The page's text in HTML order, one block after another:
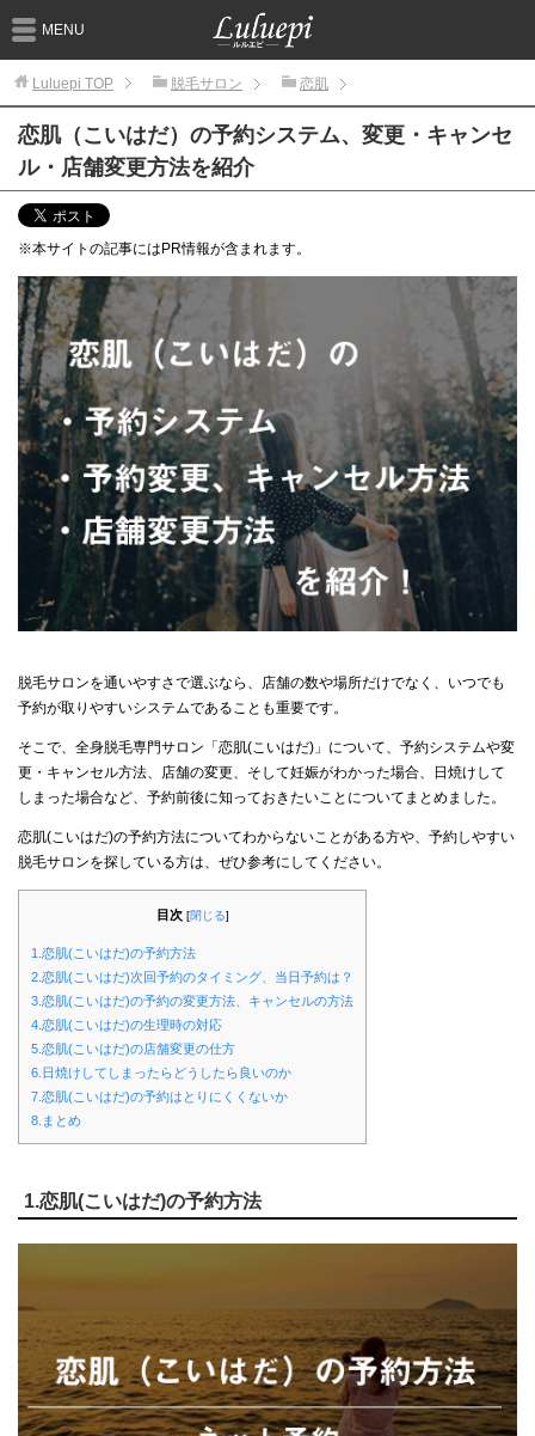
MENU
Luluepi TOP 脱毛サロン 恋肌
恋肌（こいはだ）の予約システム、変更・キャンセ
ル・店舗変更方法を紹介
※本サイトの記事にはPR情報が含まれます。
脱毛サロンを通いやすさで選ぶなら、店舗の数や場所だけでなく、いつでも
予約が取りやすいシステムであることも重要です。
そこで、全身脱毛専門サロン「恋肌(こいはだ)」について、予約システムや変
更・キャンセル方法、店舗の変更、そして妊娠がわかった場合、日焼けして
しまった場合など、予約前後に知っておきたいことについてまとめました。
恋肌(こいはだ)の予約方法についてわからないことがある方や、予約しやすい
脱毛サロンを探している方は、ぜひ参考にしてください。
目次 [閉じる]
1.恋肌(こいはだ)の予約方法
2.恋肌(こいはだ)次回予約のタイミング、当日予約は？
3.恋肌(こいはだ)の予約の変更方法、キャンセルの方法
4.恋肌(こいはだ)の生理時の対応
5.恋肌(こいはだ)の店舗変更の仕方
6.日焼けしてしまったらどうしたら良いのか
7.恋肌(こいはだ)の予約はとりにくくないか
8.まとめ
1.恋肌(こいはだ)の予約方法